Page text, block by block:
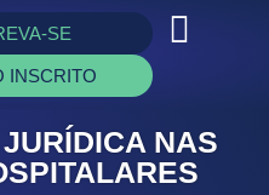
SE
INSCRITO
NAS